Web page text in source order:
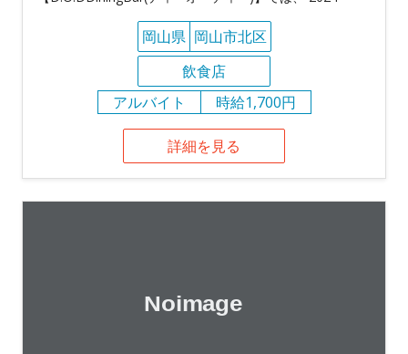
岡山県 岡山市北区
飲食店
アルバイト
時給1,700円
詳細を見る